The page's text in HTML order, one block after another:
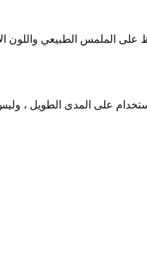
الملمس الطبيعي واللون
على المدى الطويل ،